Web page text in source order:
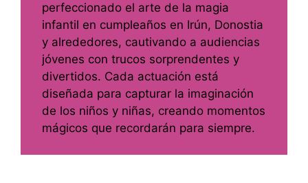
perfeccionado el arte de la magia
infantil en cumpleaños en Irún, Donostia
y alrededores, cautivando a audiencias
jóvenes con trucos sorprendentes y
divertidos. Cada actuación está
diseñada para capturar la imaginación
de los niños y niñas, creando momentos
mágicos que recordarán para siempre.